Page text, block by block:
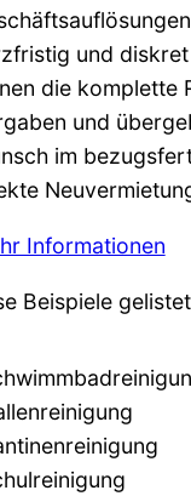
und
die komplette
und
im
Informationen
Beispiele